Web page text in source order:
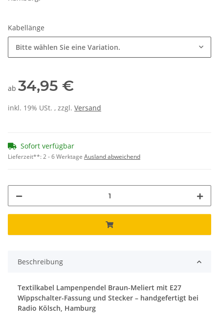
Kabellänge
Bitte wählen Sie eine Variation.
ab 34,95 €
inkl. 19% USt. , zzgl. Versand
Sofort verfügbar
Lieferzeit**:2 - 6 Werktage Ausland abweichend
Beschreibung
Textilkabel Lampenpendel Braun-Meliert mit E27
Wippschalter-Fassung und Stecker – handgefertigt bei
Radio Kölsch, Hamburg